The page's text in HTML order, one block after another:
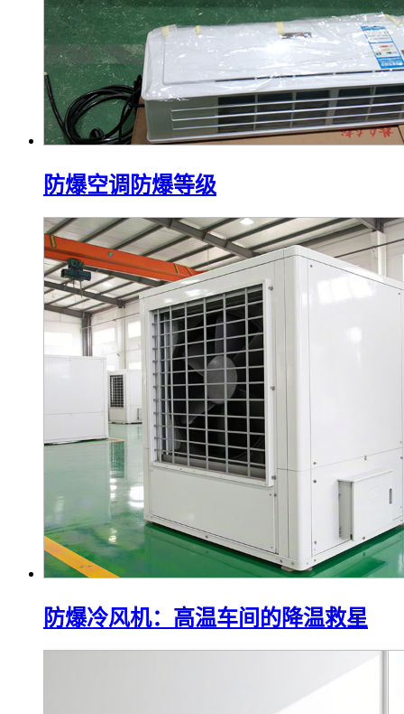
防爆空调防爆等级
防爆冷风机：高温车间的降温救星